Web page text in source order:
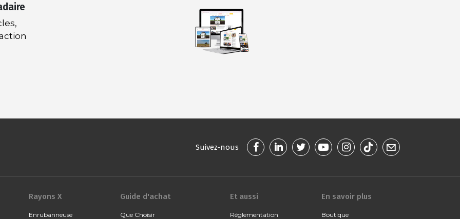
Suivez-nous
Rayons X
Enrubanneuse
Guide d'achat
Que Choisir
Et aussi
Réglementation
En savoir plus
Boutique